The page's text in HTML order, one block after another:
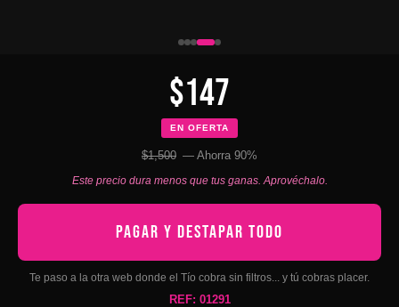
$147
EN OFERTA
$1,500 — Ahorra 90%
Este precio dura menos que tus ganas. Aprovéchalo.
PAGAR Y DESTAPAR TODO
Te paso a la otra web donde el Tío cobra sin filtros... y tú cobras placer.
REF: 01291